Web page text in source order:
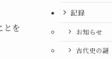
とを
記録
お知らせ
古代史の謎